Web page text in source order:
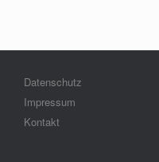
Datenschutz
Impressum
Kontakt